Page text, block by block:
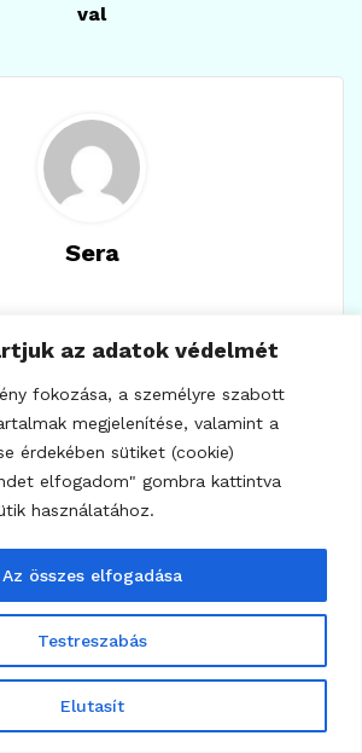
az adatok védelmét
fokozása, a személyre szabott
megjelenítése, valamint a
érdekében sütiket (cookie)
elfogadom" gombra kattintva
használatához.
Testreszabás
Elutasít
Az összes elfogadása
val
Sera
tesszük közzé. A kötelező mezőket